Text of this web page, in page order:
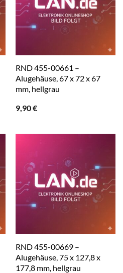
RND 455-00661 –
Alugehäuse, 67 x 72 x 67
mm, hellgrau
9,90€
RND 455-00669 –
Alugehäuse, 75 x 127,8 x
177,8 mm, hellgrau